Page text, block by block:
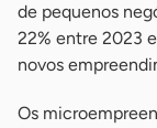
de pequenos
22% entre 2023
novos
Os